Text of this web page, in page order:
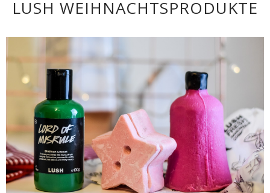
LUSH WEIHNACHTSPRODUKTE